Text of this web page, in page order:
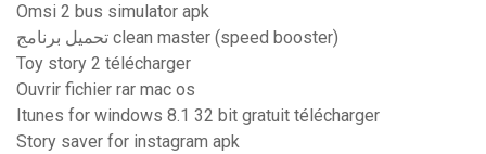
Omsi 2 bus simulator apk
تحميل برنامج clean master (speed booster)
Toy story 2 télécharger
Ouvrir fichier rar mac os
Itunes for windows 8.1 32 bit gratuit télécharger
Story saver for instagram apk